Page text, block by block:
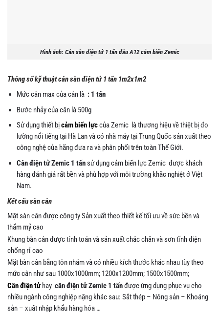
Hình ảnh: Cân sàn điện tử 1 tấn đầu A12 cảm biến Zemic
Thông số kỹ thuật cân sàn điện tử 1 tấn 1m2x1m2
Mức cân max của cân là : 1 tấn
Bước nhảy của cân là 500g
Sử dụng thiết bịcảm biến lựccủa Zemic là thương hiệu về thiệt bị đo
lường nổi tiếng tại Hà Lan và có nhà máy tại Trung Quốc sản xuất theo
công nghệ của hãng đưa ra và phân phối trên toàn Thế Giới.
Cân điện tử Zemic 1 tấnsử dụng cảm biến lực Zemic được khách
hàng đánh giá rất bền và phù hợp với môi trường khắc nghiệt ở Việt
Nam.
Kết cấu sàn cân
Mặt sàn cân được công ty Sản xuất theo thiết kế tối ưu về sức bền và
thẩm mỹ cao
Khung bàn cân được tính toán và sản xuất chắc chắn và sơn tĩnh điện
chống rỉ cao
Mặt bàn cân bằng tôn nhám và có nhiều kích thước khác nhau tùy theo
mức cân như sau 1000x1000mm; 1200x1200mm; 1500x1500mm;
Cân điện tửhay cân điện tử Zemic 1 tấnđược ứng dụng phục vụ cho
nhiều ngành công nghiệp nặng khác sau: Sắt thép – Nông sản – Khoáng
sản – xuất nhập khẩu hàng hóa …